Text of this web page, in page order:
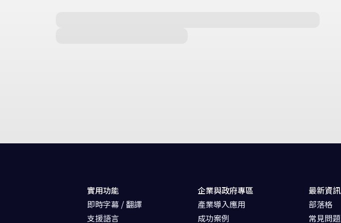
實用功能
即時字幕 / 翻譯
支援語言
企業與政府專區
產業導入應用
成功案例
最新資訊
部落格
常見問題